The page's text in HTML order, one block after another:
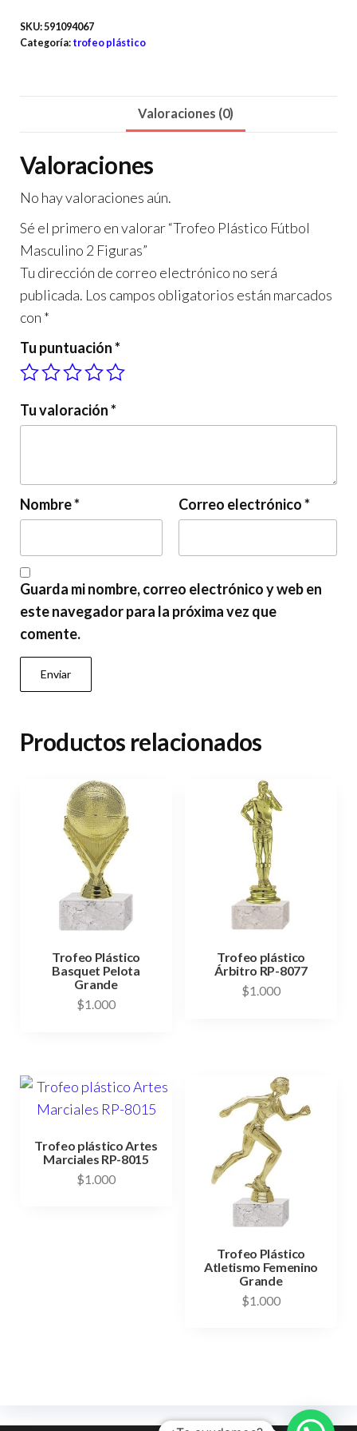
SKU:591094067
Categoría: trofeo plástico
Valoraciones (0)
Valoraciones
No hay valoraciones aún.
Sé el primero en valorar “Trofeo Plástico Fútbol
Masculino 2 Figuras”
Tu dirección de correo electrónico no será
publicada. Los campos obligatorios están marcados
con *
Tu puntuación*
Tu valoración*
Nombre* Correo electrónico*
Guarda mi nombre, correo electrónico y web en
este navegador para la próxima vez que
comente.
Productos relacionados
Trofeo Plástico
Basquet Pelota
Grande
$1.000
Trofeo plástico
Árbitro RP-8077
$1.000
Trofeo plástico Artes
Marciales RP-8015
$1.000
Trofeo Plástico
Atletismo Femenino
Grande
$1.000